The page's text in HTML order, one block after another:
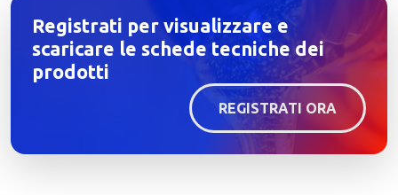
Registrati per visualizzare e
scaricare le schede tecniche dei
prodotti
REGISTRATI ORA